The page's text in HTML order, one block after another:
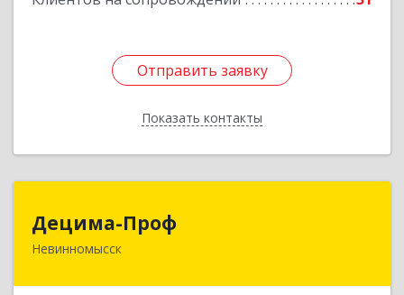
Отправить заявку
Показать контакты
Отправить заявку
Назад
Децима-Проф
Невинномысск
357100, Ставропольский край, Невинномысск г,